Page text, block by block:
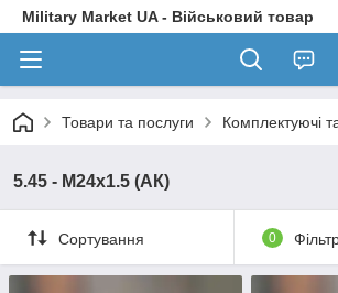
Military Market UA - Військовий товар
Товари та послуги Комплектуючі
5.45 - M24x1.5 (АК)
Сортування 0